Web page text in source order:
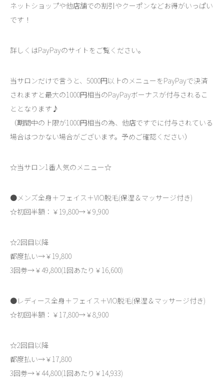
ネットショップや他店舗での割引やクーポンなどお得がいっぱい
です！
詳しくはPayPayのサイトをご覧ください。
当サロンだけで言うと、5000円以上のメニューをPayPayで決済
されますと最大の1000円相当のPayPayボーナスが付与されるこ
ととなります♪
（期間中の上限が1000円相当の為、他店ですでに付与されている
場合はつかない場合がございます。予めご確認ください）
☆当サロン1番人気のメニュー☆
●メンズ全身＋フェイス＋VIO脱毛(保湿＆マッサージ付き)
☆初回半額：￥19,800→￥9,900
☆2回目以降
都度払い→￥19,800
3回券→￥49,800(1回あたり￥16,600)
●レディース全身＋フェイス＋VIO脱毛(保湿＆マッサージ付き)
☆初回半額：￥17,800→￥8,900
☆2回目以降
都度払い→￥17,800
3回券→￥44,800(1回あたり￥14,933)